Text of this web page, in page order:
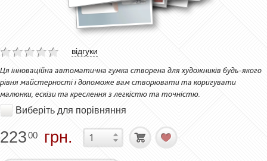
відгуки
Ця інноваційна автоматична гумка створена для художників будь-якого
рівня майстерності і допоможе вам створювати та коригувати
малюнки, ескізи та креслення з легкістю та точністю.
Виберіть для порівняння
22300 грн.